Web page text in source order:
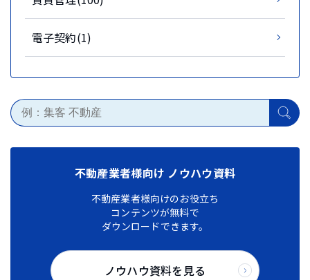
電子契約(1)
不動産業者様向け ノウハウ資料
不動産業者様向けのお役立ち
コンテンツが無料で
ダウンロードできます。
ノウハウ資料を見る